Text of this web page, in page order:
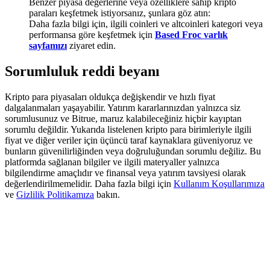
BTC Welcome Rewards
Deposit & Trade BTC to Share 25000 USDT prize pool!
Deposit CASHCAT & Win
Share 500000 CASHCAT prize pool
paraları keşfetmek istiyorsanız, şunlara göz atın:
Daha fazla bilgi için, ilgili coinleri ve altcoinleri kategori veya
performansa göre keşfetmek için Based Froc varlık
sayfamızı ziyaret edin.
Sorumluluk reddi beyanı
Kripto para piyasaları oldukça değişkendir ve hızlı fiyat
dalgalanmaları yaşayabilir. Yatırım kararlarınızdan yalnızca siz
sorumlusunuz ve Bitrue, maruz kalabileceğiniz hiçbir kayıptan
sorumlu değildir. Yukarıda listelenen kripto para birimleriyle ilgili
fiyat ve diğer veriler için üçüncü taraf kaynaklara güveniyoruz ve
bunların güvenilirliğinden veya doğruluğundan sorumlu değiliz. Bu
platformda sağlanan bilgiler ve ilgili materyaller yalnızca
bilgilendirme amaçlıdır ve finansal veya yatırım tavsiyesi olarak
değerlendirilmemelidir. Daha fazla bilgi için Kullanım Koşullarımıza
ve Gizlilik Politikamıza bakın.